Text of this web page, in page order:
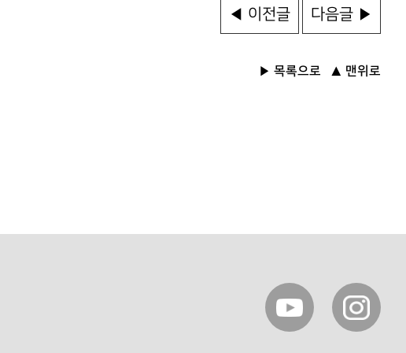
◀ 이전글 다음글 ▶
▶ 목록으로 ▲ 맨위로